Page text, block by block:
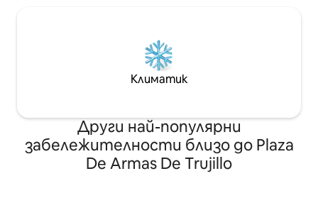
Климатик
Други най-популярни
забележителности близо до Plaza
De Armas De Trujillo